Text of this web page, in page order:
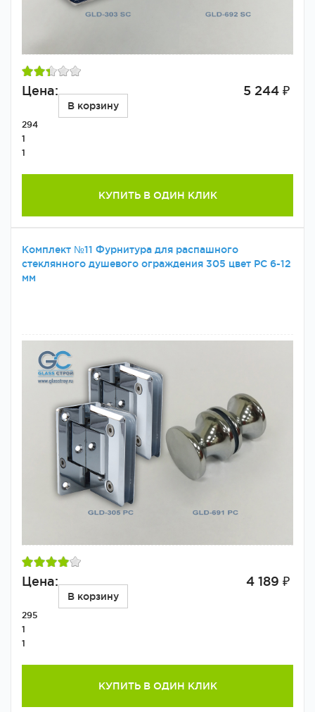
Цена: 5 244 ₽
В корзину
294
1
1
КУПИТЬ В ОДИН КЛИК
Комплект №11 Фурнитура для распашного
стеклянного душевого ограждения 305 цвет PC 6-12
мм
Цена: 4 189 ₽
В корзину
295
1
1
КУПИТЬ В ОДИН КЛИК